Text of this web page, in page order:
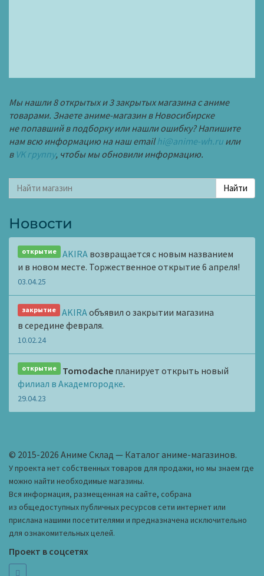
Мы нашли 8 открытых и 3 закрытых магазина с аниме
товарами. Знаете аниме-магазин в Новосибирске
не попавший в подборку или нашли ошибку? Напишите
нам всю информацию на наш emailhi@anime-wh.ru или
в VK группу, чтобы мы обновили информацию.
Новости
открытие AKIRA возвращается с новым названием
и в новом месте. Торжественное открытие 6 апреля!
03.04.25
закрытие AKIRAобъявил о закрытии магазина
в середине февраля.
10.02.24
открытие Tomodache планирует открыть новый
филиал в Академгородке.
29.04.23
© 2015-2026 Аниме Склад — Каталог аниме-магазинов.
У проекта нет собственных товаров для продажи, но мы знаем где
можно найти необходимые магазины.
Вся информация, размещенная на сайте, собрана
из общедоступных публичных ресурсов сети интернет или
прислана нашими посетителями и предназначена исключительно
для ознакомительных целей.
Проект в соцсетях